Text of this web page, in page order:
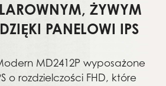
ŻYWYM
PANELOWI IPS
MD2412P wyposażone
o rozdzielczości FHD, które